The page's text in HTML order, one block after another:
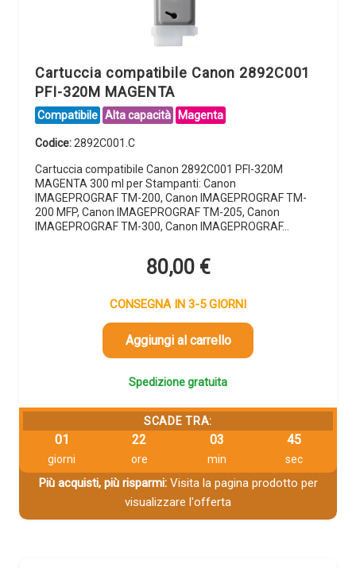
Cartuccia compatibile Canon 2892C001
PFI-320M MAGENTA
Compatibile Alta capacità Magenta
Codice:2892C001.C
Cartuccia compatibile Canon 2892C001 PFI-320M
MAGENTA 300 ml per Stampanti: Canon
IMAGEPROGRAF TM-200, Canon IMAGEPROGRAF TM-
200 MFP, Canon IMAGEPROGRAF TM-205, Canon
IMAGEPROGRAF TM-300, Canon IMAGEPROGRAF…
80,00 €
CONSEGNA IN 3-5 GIORNI
Aggiungi al carrello
Spedizione gratuita
SCADE TRA:
01
giorni
22
ore
03
min
44
sec
Più acquisti, più risparmi:Visita la pagina prodotto per
visualizzare l'offerta